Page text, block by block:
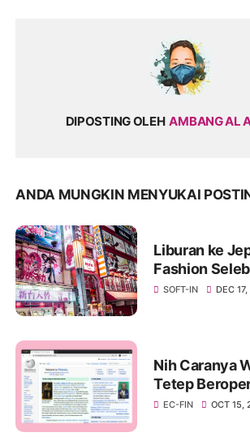
DIPOSTING OLEH AMBANG AL
ANDA MUNGKIN MENYUKAI
Liburan ke
Fashion
Perhatian Dari
SOFT-IN DEC
Nih Caranya
Tetep
Sekarang
EC-FIN OCT 15,